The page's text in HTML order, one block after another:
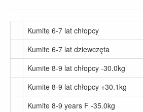
Kumite 6-7 lat chłopcy
Kumite 6-7 lat dziewczęta
Kumite 8-9 lat chłopcy -30.0kg
Kumite 8-9 lat chłopcy +30.1kg
Kumite 8-9 years F -35.0kg